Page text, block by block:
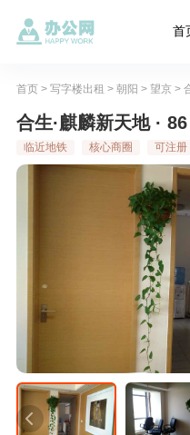
首
首页> 写字楼出租 > 朝阳 > 望京>
合生·麒麟新天地 · 86
临近地铁 核心商圈 可注册